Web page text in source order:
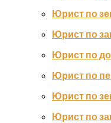
Юрист по
Юрист по
Юрист по
Юрист по
Юрист по
Юрист по